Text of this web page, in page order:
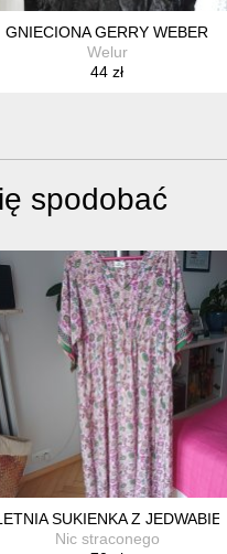
GNIECIONA GERRY WEBER
Welur
44 zł
spodobać
SUKIENKA Z JEDWABIEM
Nic straconego